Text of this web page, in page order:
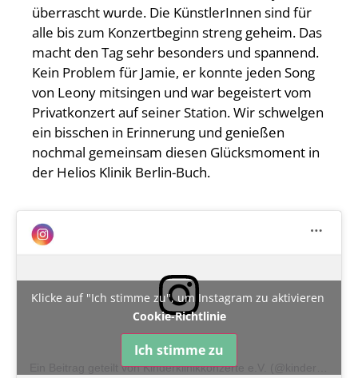
überrascht wurde. Die KünstlerInnen sind für
alle bis zum Konzertbeginn streng geheim. Das
macht den Tag sehr besonders und spannend.
Kein Problem für Jamie, er konnte jeden Song
von Leony mitsingen und war begeistert vom
Privatkonzert auf seiner Station. Wir schwelgen
ein bisschen in Erinnerung und genießen
nochmal gemeinsam diesen Glücksmoment in
der Helios Klinik Berlin-Buch.
Klicke auf "Ich stimme zu", um Instagram zu aktivieren
Cookie-Richtlinie
Ich stimme zu